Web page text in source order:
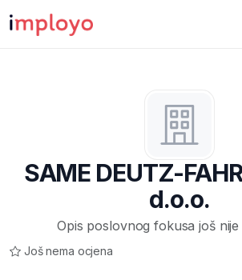
SAME DEUTZ-
d.o.o.
Opis poslovnog fokusa još
Još nema ocjena